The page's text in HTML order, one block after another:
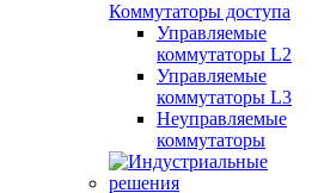
Коммутаторы доступа
Управляемые
коммутаторы L2
Управляемые
коммутаторы L3
Неуправляемые
коммутаторы